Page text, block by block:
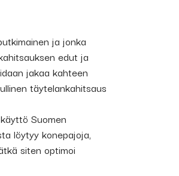
ja jonka
edut ja
jakaa kahteen
täytelankahitsaus
Suomen
löytyy konepajoja,
siten optimoi